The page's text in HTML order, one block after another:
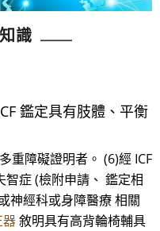
識
鑑定具有肢體、平衡
重障礙證明者。 (6)經 ICF
症 (檢附申請、 鑑定相
神經科或身障醫療 相關
器敘明具有高背輪椅輔具